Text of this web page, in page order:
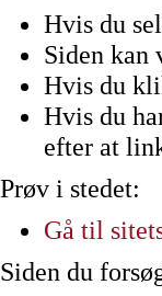
Hvis du
Siden kan
Hvis du
Hvis du
efter at
Prøv i stedet:
Gå til
Siden du